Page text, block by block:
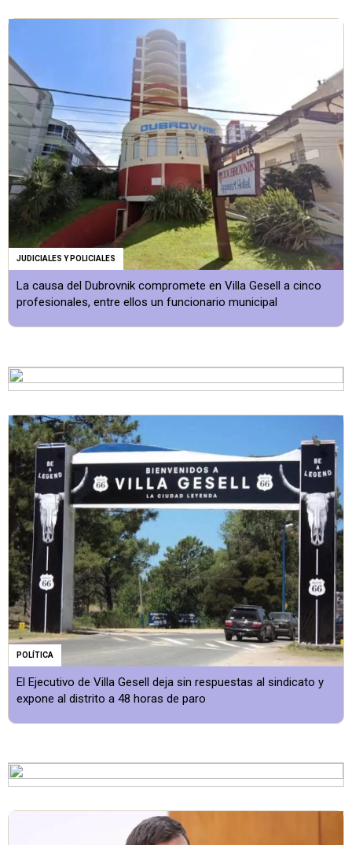
JUDICIALES Y POLICIALES
La causa del Dubrovnik compromete en Villa Gesell a cinco
profesionales, entre ellos un funcionario municipal
POLÍTICA
El Ejecutivo de Villa Gesell deja sin respuestas al sindicato y
expone al distrito a 48 horas de paro